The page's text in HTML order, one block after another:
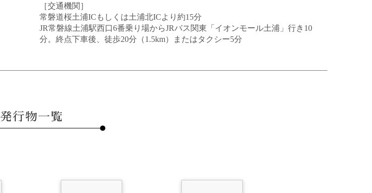
［交通機関］
常磐道桜土浦ICもしくは土浦北ICより約15分
JR常磐線土浦駅西口6番乗り場からJRバス関東「イオンモール土浦」行き10
分。終点下車後、徒歩20分（1.5km）またはタクシー5分
発行物一覧